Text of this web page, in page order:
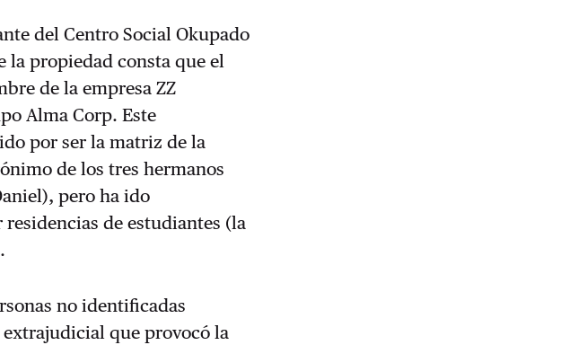
del Centro Social Okupado
la propiedad consta que el
de la empresa ZZ
Alma Corp. Este
por ser la matriz de la
de los tres hermanos
pero ha ido
de estudiantes (la
no identificadas
que provocó la